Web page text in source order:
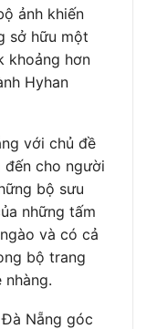
ảnh khiến
sở hữu một
khoảng hơn
Hyhan
với chủ đề
đến cho người
bộ sưu
những tấm
và có cả
bộ trang
Nẵng góc